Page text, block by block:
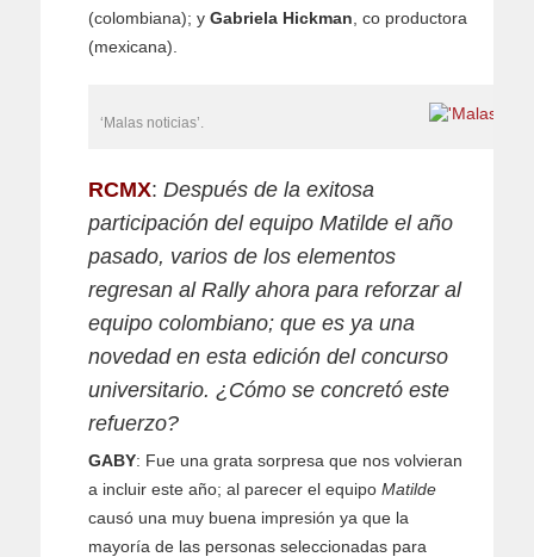
(colombiana); y Gabriela Hickman , co productora
(mexicana).
‘Malas noticias’.
RCMX: Después de la exitosa
participación del equipo Matilde el año
pasado, varios de los elementos
regresan al Rally ahora para reforzar al
equipo colombiano; que es ya una
novedad en esta edición del concurso
universitario. ¿Cómo se concretó este
refuerzo?
GABY: Fue una grata sorpresa que nos volvieran
a incluir este año; al parecer el equipo Matilde
causó una muy buena impresión ya que la
mayoría de las personas seleccionadas para